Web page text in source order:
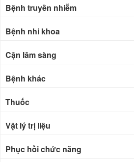
Bệnh truyền nhiễm
Bệnh nhi khoa
Cận lâm sàng
Bệnh khác
Thuốc
Vật lý trị liệu
Phục hồi chức năng